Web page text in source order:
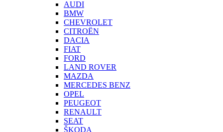
AUDI
BMW
CHEVROLET
CITROËN
DACIA
FIAT
FORD
LAND ROVER
MAZDA
MERCEDES BENZ
OPEL
PEUGEOT
RENAULT
SEAT
ŠKODA